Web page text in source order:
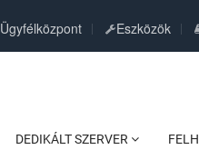
Ügyfélközpont Eszközök
DEDIKÁLT SZERVER